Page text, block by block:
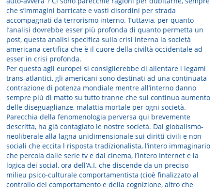
che s’immagini barricate e vasti disordini per strada
accompagnati da terrorismo interno. Tuttavia, per quanto
l’analisi dovrebbe esser più profonda di quanto permetta un
post, questa analisi specifica sulla crisi interna la società
americana certifica che è il cuore della civiltà occidentale ad
esser in crisi profonda.
Per questo agli europei si consiglierebbe di allentare i legami
trans-atlantici, gli americani sono destinati ad una continuata
contrazione di potenza mondiale mentre all’interno danno
sempre più di matto su tutto tranne che sul continuo aumento
delle diseguaglianze, malattia mortale per ogni società.
Parecchia della fenomenologia perversa qui brevemente
descritta, ha già contagiato le nostre società. Dal globalismo-
neoliberale alla lagna unidimensionale sui diritti civili e non
sociali che eccita l risposta tradizionalista, l’intero immaginario
che percola dalle serie tv e dal cinema, l’intero Internet e la
logica dei social, ora dell’A.I. che discende da un preciso
milieu psico-culturale comportamentista (cioè finalizzato al
controllo del comportamento e della cognizione, altro che